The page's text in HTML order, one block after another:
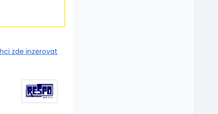
zde inzerovat